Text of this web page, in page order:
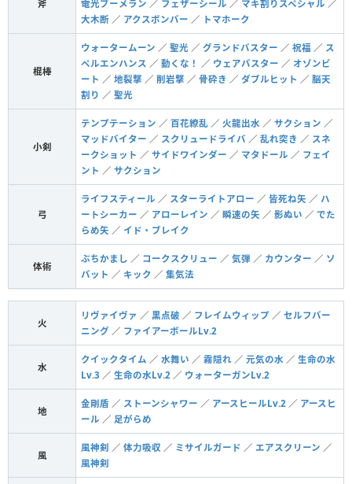
斧 電光ブーメラン ／ フェザーシール ／ マキ割りスペシャル ／
大木断 ／ アクスボンバー ／ トマホーク
棍棒
ウォータームーン ／ 聖光 ／ グランドバスター ／ 祝福 ／ ス
ペルエンハンス ／ 動くな！ ／ ウェアバスター ／ オゾンビ
ート ／ 地裂撃 ／ 削岩撃 ／ 骨砕き ／ ダブルヒット ／ 脳天
割り ／ 聖光
小剣
テンプテーション ／ 百花繚乱 ／ 火龍出水 ／ サクション ／
マッドバイター ／ スクリュードライバ ／ 乱れ突き ／ スネ
ークショット ／ サイドワインダー ／ マタドール ／ フェイ
ント ／ サクション
弓
ライフスティール ／ スターライトアロー ／ 皆死ね矢 ／ ハ
ートシーカー ／ アローレイン ／ 瞬速の矢 ／ 影ぬい ／ でた
らめ矢 ／ イド・ブレイク
体術
ぶちかまし ／ コークスクリュー ／ 気弾 ／ カウンター ／ ソ
バット ／ キック ／ 集気法
火
リヴァイヴァ ／ 黒点破 ／ フレイムウィップ ／ セルフバー
ニング ／ ファイアーボールLv.2
水
クイックタイム ／ 水舞い ／ 霧隠れ ／ 元気の水 ／ 生命の水
Lv.3 ／ 生命の水Lv.2 ／ ウォーターガンLv.2
地
金剛盾 ／ ストーンシャワー ／ アースヒールLv.2 ／ アースヒ
ール ／ 足がらめ
風
風神剣 ／ 体力吸収 ／ ミサイルガード ／ エアスクリーン ／
風神剣